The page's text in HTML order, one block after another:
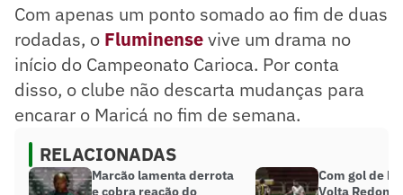
Com apenas um ponto somado ao fim de duas
rodadas, o Fluminensevive um drama no
início do Campeonato Carioca. Por conta
disso, o clube não descarta mudanças para
encarar o Maricá no fim de semana.
RELACIONADAS
Marcão lamenta derrota
e cobra reação do
Com gol de
Volta